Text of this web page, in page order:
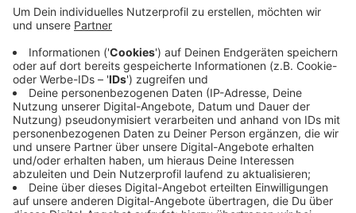
Verdächtigen unter 14 Jahren. Die Zahl hat sich im
Vergleich zu 2021 fast verdoppelt, auf knapp 650.
Auch bei den 14 bis 18-Jährigen gab es einen
deutlichen Anstieg. Die Polizei erklärt das mit
einer Art "Nachholbedarf" nach den
Pandemiejahren und den damit verbundenen
Corona-Beschränkungen. Während der Lockdowns
habe sich offenbar einiges angestaut.
Veröffentlicht:Mittwoch, 22.02.2023 06:23